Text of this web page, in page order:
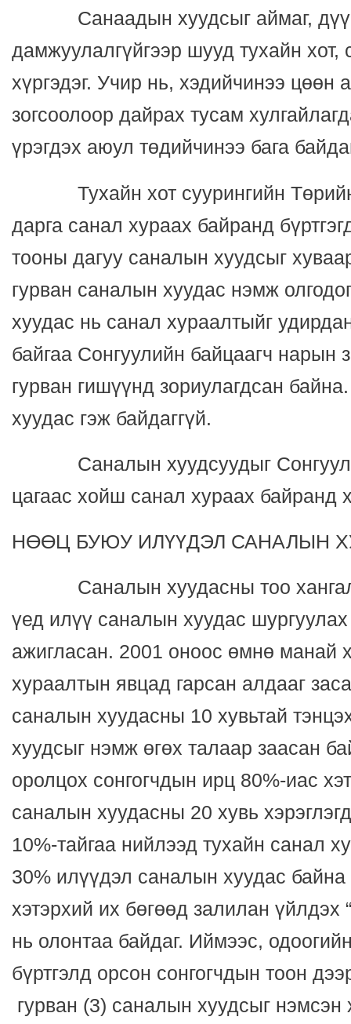
Санаадын хуудсыг аймаг,
дамжуулалгүйгээр шууд тухайн хот,
хүргэдэг. Учир нь, хэдийчинээ цөөн
зогсоолоор дайрах тусам
үрэгдэх аюул төдийчинээ бага
Тухайн хот суурингийн Төрийн
дарга санал хураах байранд
тооны дагуу саналын хуудсыг
гурван саналын хуудас нэмж
хуудас нь санал хураалтыйг
байгаа Сонгуулийн байцаагч
гурван гишүүнд зориулагдсан
хуудас гэж байдаггүй.
Саналын хуудсуудыг
цагаас хойш санал хураах байранд
НӨӨЦ БУЮУ ИЛҮҮДЭЛ САНАЛЫН
Саналын хуудасны тоо
үед илүү саналын хуудас шургуулах
ажигласан. 2001 оноос өмнө манай
хураалтын явцад гарсан алдааг
саналын хуудасны 10 хувьтай
хуудсыг нэмж өгөх талаар заасан
оролцох сонгогчдын ирц 80%-иас
саналын хуудасны 20 хувь
10%-тайгаа нийлээд тухайн санал
30% илүүдэл саналын хуудас байна
хэтэрхий их бөгөөд залилан үйлдэх
нь олонтаа байдаг. Иймээс,
бүртгэлд орсон сонгогчдын тоон
гурван (3) саналын хуудсыг